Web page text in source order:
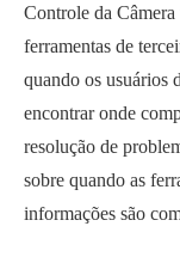
Controle da
ferramentas de
quando os usuários
encontrar onde
resolução de
sobre quando as
informações são